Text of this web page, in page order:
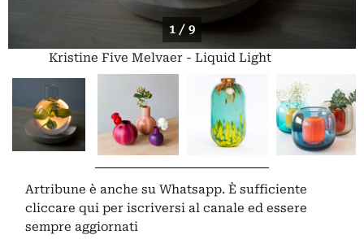
1 / 9
Kristine Five Melvaer - Liquid Light
Artribune è anche su Whatsapp. È sufficiente
cliccare qui per iscriversi al canale ed essere
sempre aggiornati